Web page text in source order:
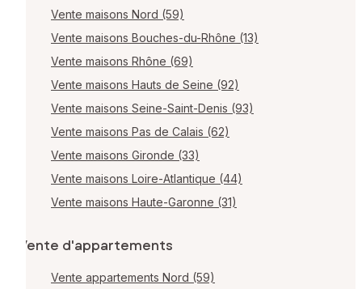
Vente maisons Nord (59)
Vente maisons Bouches-du-Rhône (13)
Vente maisons Rhône (69)
Vente maisons Hauts de Seine (92)
Vente maisons Seine-Saint-Denis (93)
Vente maisons Pas de Calais (62)
Vente maisons Gironde (33)
Vente maisons Loire-Atlantique (44)
Vente maisons Haute-Garonne (31)
Vente d'appartements
Vente appartements Nord (59)